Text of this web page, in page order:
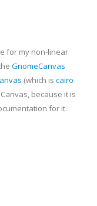
for my non-linear
GnomeCanvas
(which is cairo
, because it is
for it.